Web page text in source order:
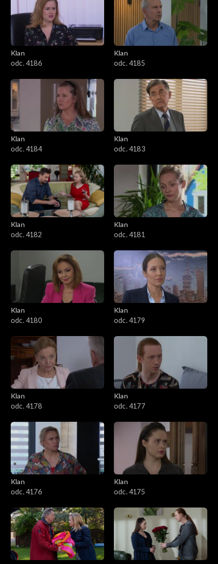
2101–2200
2001–2100
1901–2000
1801–1900
1701–1800
1601–1700
1501–1600
1401–1500
1301–1400
1201–1300
1101–1200
1001–1100
901–1000
801–900
701–800
601–700
501–600
401–500
301–400
201–300
101–200
1–100
Klan
odc. 4186
Klan
odc. 4185
Klan
odc. 4184
Klan
odc. 4183
Klan
odc. 4182
Klan
odc. 4181
Klan
odc. 4180
Klan
odc. 4179
Klan
odc. 4178
Klan
odc. 4177
Klan
odc. 4176
Klan
odc. 4175